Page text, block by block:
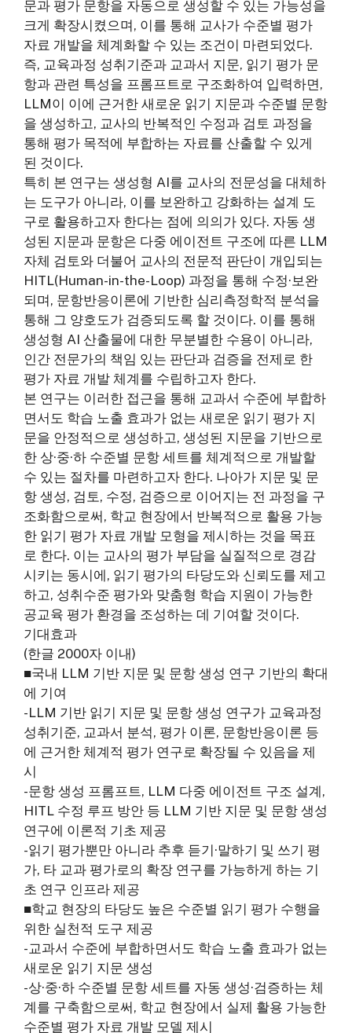
문과 평가 문항을 자동으로 생성할 수 있는 가능성을
크게 확장시켰으며, 이를 통해 교사가 수준별 평가
자료 개발을 체계화할 수 있는 조건이 마련되었다.
즉, 교육과정 성취기준과 교과서 지문, 읽기 평가 문
항과 관련 특성을 프롬프트로 구조화하여 입력하면,
LLM이 이에 근거한 새로운 읽기 지문과 수준별 문항
을 생성하고, 교사의 반복적인 수정과 검토 과정을
통해 평가 목적에 부합하는 자료를 산출할 수 있게
된 것이다.
특히 본 연구는 생성형 AI를 교사의 전문성을 대체하
는 도구가 아니라, 이를 보완하고 강화하는 설계 도
구로 활용하고자 한다는 점에 의의가 있다. 자동 생
성된 지문과 문항은 다중 에이전트 구조에 따른 LLM
자체 검토와 더불어 교사의 전문적 판단이 개입되는
HITL(Human-in-the-Loop) 과정을 통해 수정·보완
되며, 문항반응이론에 기반한 심리측정학적 분석을
통해 그 양호도가 검증되도록 할 것이다. 이를 통해
생성형 AI 산출물에 대한 무분별한 수용이 아니라,
인간 전문가의 책임 있는 판단과 검증을 전제로 한
평가 자료 개발 체계를 수립하고자 한다.
본 연구는 이러한 접근을 통해 교과서 수준에 부합하
면서도 학습 노출 효과가 없는 새로운 읽기 평가 지
문을 안정적으로 생성하고, 생성된 지문을 기반으로
한 상·중·하 수준별 문항 세트를 체계적으로 개발할
수 있는 절차를 마련하고자 한다. 나아가 지문 및 문
항 생성, 검토, 수정, 검증으로 이어지는 전 과정을 구
조화함으로써, 학교 현장에서 반복적으로 활용 가능
한 읽기 평가 자료 개발 모형을 제시하는 것을 목표
로 한다. 이는 교사의 평가 부담을 실질적으로 경감
시키는 동시에, 읽기 평가의 타당도와 신뢰도를 제고
하고, 성취수준 평가와 맞춤형 학습 지원이 가능한
공교육 평가 환경을 조성하는 데 기여할 것이다.
기대효과
(한글 2000자 이내)
■국내 LLM 기반 지문 및 문항 생성 연구 기반의 확대
에 기여
-LLM 기반 읽기 지문 및 문항 생성 연구가 교육과정
성취기준, 교과서 분석, 평가 이론, 문항반응이론 등
에 근거한 체계적 평가 연구로 확장될 수 있음을 제
시
-문항 생성 프롬프트, LLM 다중 에이전트 구조 설계,
HITL 수정 루프 방안 등 LLM 기반 지문 및 문항 생성
연구에 이론적 기초 제공
-읽기 평가뿐만 아니라 추후 듣기·말하기 및 쓰기 평
가, 타 교과 평가로의 확장 연구를 가능하게 하는 기
초 연구 인프라 제공
■학교 현장의 타당도 높은 수준별 읽기 평가 수행을
위한 실천적 도구 제공
-교과서 수준에 부합하면서도 학습 노출 효과가 없는
새로운 읽기 지문 생성
-상·중·하 수준별 문항 세트를 자동 생성·검증하는 체
계를 구축함으로써, 학교 현장에서 실제 활용 가능한
수준별 평가 자료 개발 모델 제시